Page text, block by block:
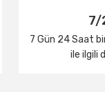
7/
7 Gün 24 Saat
ile ilgili